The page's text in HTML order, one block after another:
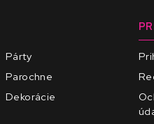
Párty
Parochne
Dekorácie